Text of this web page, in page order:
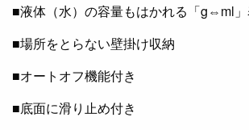
■液体（水）の容量もはかれる「g⇔ml
■場所をとらない壁掛け収納
■オートオフ機能付き
■底面に滑り止め付き